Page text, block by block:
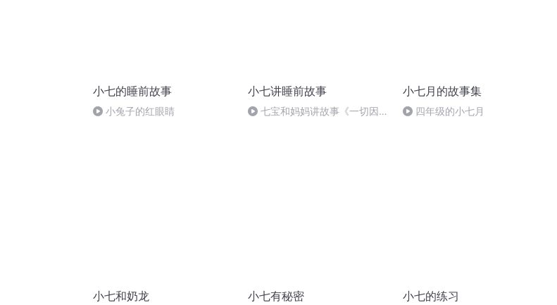
小七的睡前故事
小兔子的红眼睛
小七讲睡前故事
七宝和妈妈讲故事《一切因为
小七月的故事集
四年级的小七月
小七和奶龙 小七有秘密 小七的练习